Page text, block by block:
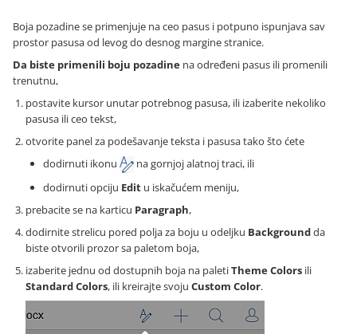
Boja pozadine se primenjuje na ceo pasus i potpuno ispunjava sav
prostor pasusa od levog do desnog margine stranice.
Da biste primenili boju pozadine na određeni pasus ili promenili
trenutnu,
postavite kursor unutar potrebnog pasusa, ili izaberite nekoliko
pasusa ili ceo tekst,
otvorite panel za podešavanje teksta i pasusa tako što ćete
dodirnuti ikonu
na gornjoj alatnoj traci, ili
dodirnuti opciju Edit u iskačućem meniju,
prebacite se na karticu Paragraph,
dodirnite strelicu pored polja za boju u odeljku Backgroundda
biste otvorili prozor sa paletom boja,
izaberite jednu od dostupnih boja na paletiTheme Colors ili
Standard Colors, ili kreirajte svoju Custom Color.